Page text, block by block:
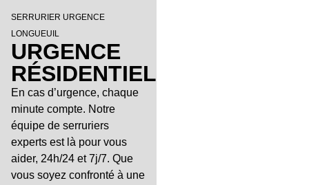
SERRURIER URGENCE
LONGUEUIL
URGENCE
RÉSIDENTIEL
En cas d’urgence, chaque
minute compte. Notre
équipe de serruriers
experts est là pour vous
aider, 24h/24 et 7j/7. Que
vous soyez confronté à une